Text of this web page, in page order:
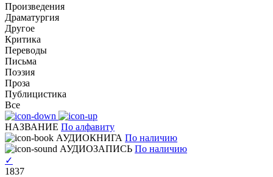
Произведения
Драматургия
Другое
Критика
Переводы
Письма
Поэзия
Проза
Публицистика
Все
НАЗВАНИЕ По алфавиту
АУДИОКНИГА По наличию
АУДИОЗАПИСЬ По наличию
✓
1837